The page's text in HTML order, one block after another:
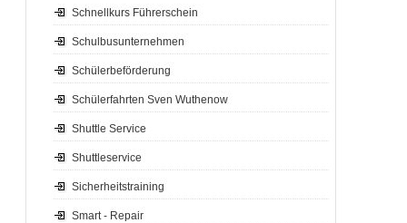
Schnellkurs Führerschein
Schulbusunternehmen
Schülerbeförderung
Schülerfahrten Sven Wuthenow
Shuttle Service
Shuttleservice
Sicherheitstraining
Smart - Repair